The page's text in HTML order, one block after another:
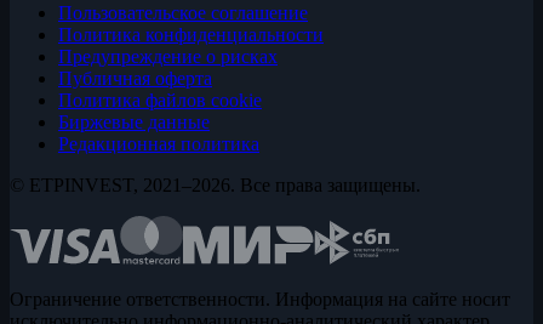
Пользовательское соглашение
Политика конфиденциальности
Предупреждение о рисках
Публичная оферта
Политика файлов cookie
Биржевые данные
Редакционная политика
© ETPINVEST, 2021–2026. Все права защищены.
Ограничение ответственности. Информация на сайте носит